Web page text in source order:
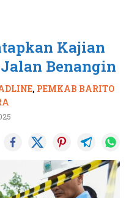
Kajian
Benangin
, PEMKAB BARITO